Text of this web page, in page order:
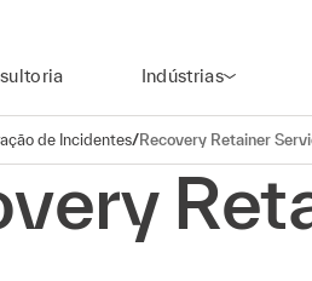
Indústrias
de Incidentes/Recovery Retainer